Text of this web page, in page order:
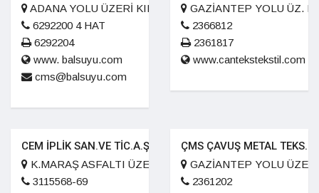
ADANA YOLU ÜZERİ KILILI KASABASI
6292200 4 HAT
6292204
www. balsuyu.com
cms@balsuyu.com
GAZİANTEP YOLU ÜZ.
2366812
2361817
www.cantekstekstil.com
CEM İPLİK SAN.VE TİC.A.Ş
K.MARAŞ ASFALTI ÜZERİ 2. KM.
3115568-69
ÇMS ÇAVUŞ METAL
GAZİANTEP YOLU
2361202